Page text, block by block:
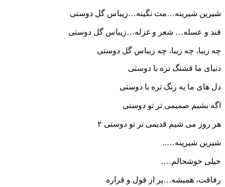
شیرین شیرینه…مث نگینه…زیباس گل دوستی
قند و عسله… شعر و غزله…زیباس گل دوستی
چه زیبا، چه زیبا، چه زیباس گل دوستی
دنیای ما قشنگ تره با دوستی
دل های ما یه رنگ تره با دوستی
اگه بشیم صمیمی تر تو دوستی
هر روز می شیم قدیمی تر تو دوستی ۲
شیرین شیرینه…..
خیلی خوشحالم….
رفاقت، همیشه…پر از قول و قراره